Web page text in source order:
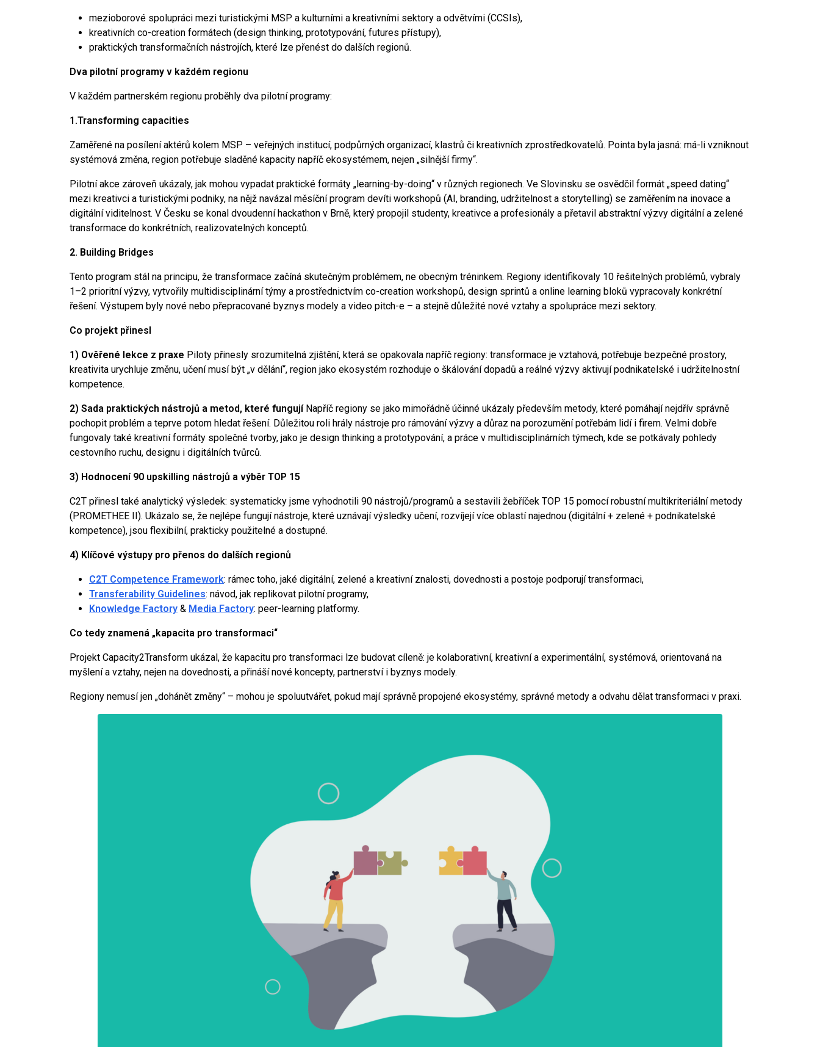
mezioborové spolupráci mezi turistickými MSP a kulturními a kreativními sektory a odvětvími (CCSIs),
kreativních co-creation formátech (design thinking, prototypování, futures přístupy),
praktických transformačních nástrojích, které lze přenést do dalších regionů.
Dva pilotní programy v každém regionu
V každém partnerském regionu proběhly dva pilotní programy:
1.Transforming capacities
Zaměřené na posílení aktérů kolem MSP – veřejných institucí, podpůrných organizací, klastrů či kreativních zprostředkovatelů. Pointa byla jasná: má-li vzniknout
systémová změna, region potřebuje sladěné kapacity napříč ekosystémem, nejen „silnější firmy“.
Pilotní akce zároveň ukázaly, jak mohou vypadat praktické formáty „learning-by-doing“ v různých regionech. Ve Slovinsku se osvědčil formát „speed dating“
mezi kreativci a turistickými podniky, na nějž navázal měsíční program devíti workshopů (AI, branding, udržitelnost a storytelling) se zaměřením na inovace a
digitální viditelnost. V Česku se konal dvoudenní hackathon v Brně, který propojil studenty, kreativce a profesionály a přetavil abstraktní výzvy digitální a zelené
transformace do konkrétních, realizovatelných konceptů.
2. Building Bridges
Tento program stál na principu, že transformace začíná skutečným problémem, ne obecným tréninkem. Regiony identifikovaly 10 řešitelných problémů, vybraly
1–2 prioritní výzvy, vytvořily multidisciplinární týmy a prostřednictvím co-creation workshopů, design sprintů a online learning bloků vypracovaly konkrétní
řešení. Výstupem byly nové nebo přepracované byznys modely a video pitch-e – a stejně důležité nové vztahy a spolupráce mezi sektory.
Co projekt přinesl
1) Ověřené lekce z praxe Piloty přinesly srozumitelná zjištění, která se opakovala napříč regiony: transformace je vztahová, potřebuje bezpečné prostory,
kreativita urychluje změnu, učení musí být „v dělání“, region jako ekosystém rozhoduje o škálování dopadů a reálné výzvy aktivují podnikatelské i udržitelnostní
kompetence.
2) Sada praktických nástrojů a metod, které fungují Napříč regiony se jako mimořádně účinné ukázaly především metody, které pomáhají nejdřív správně
pochopit problém a teprve potom hledat řešení. Důležitou roli hrály nástroje pro rámování výzvy a důraz na porozumění potřebám lidí i firem. Velmi dobře
fungovaly také kreativní formáty společné tvorby, jako je design thinking a prototypování, a práce v multidisciplinárních týmech, kde se potkávaly pohledy
cestovního ruchu, designu i digitálních tvůrců.
3) Hodnocení 90 upskilling nástrojů a výběr TOP 15
C2T přinesl také analytický výsledek: systematicky jsme vyhodnotili 90 nástrojů/programů a sestavili žebříček TOP 15 pomocí robustní multikriteriální metody
(PROMETHEE II). Ukázalo se, že nejlépe fungují nástroje, které uznávají výsledky učení, rozvíjejí více oblastí najednou (digitální + zelené + podnikatelské
kompetence), jsou flexibilní, prakticky použitelné a dostupné.
4) Klíčové výstupy pro přenos do dalších regionů
C2T Competence Framework: rámec toho, jaké digitální, zelené a kreativní znalosti, dovednosti a postoje podporují transformaci,
Transferability Guidelines: návod, jak replikovat pilotní programy,
Knowledge Factory & Media Factory: peer-learning platformy.
Co tedy znamená „kapacita pro transformaci“
Projekt Capacity2Transform ukázal, že kapacitu pro transformaci lze budovat cíleně: je kolaborativní, kreativní a experimentální, systémová, orientovaná na
myšlení a vztahy, nejen na dovednosti, a přináší nové koncepty, partnerství i byznys modely.
Regiony nemusí jen „dohánět změny“ – mohou je spoluutvářet, pokud mají správně propojené ekosystémy, správné metody a odvahu dělat transformaci v praxi.